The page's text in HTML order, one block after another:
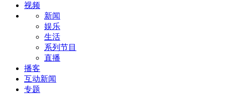
视频
新闻
娱乐
生活
系列节目
直播
播客
互动新闻
专题